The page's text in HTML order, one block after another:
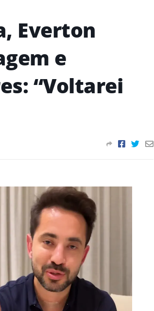
Everton
e
“Voltarei